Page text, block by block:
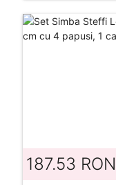
187.53 RON